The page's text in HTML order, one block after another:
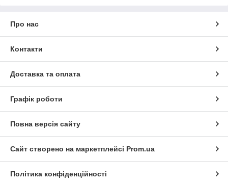
Про нас
Контакти
Доставка та оплата
Графік роботи
Повна версія сайту
Сайт створено на маркетплейсі Prom.ua
Політика конфіденційності